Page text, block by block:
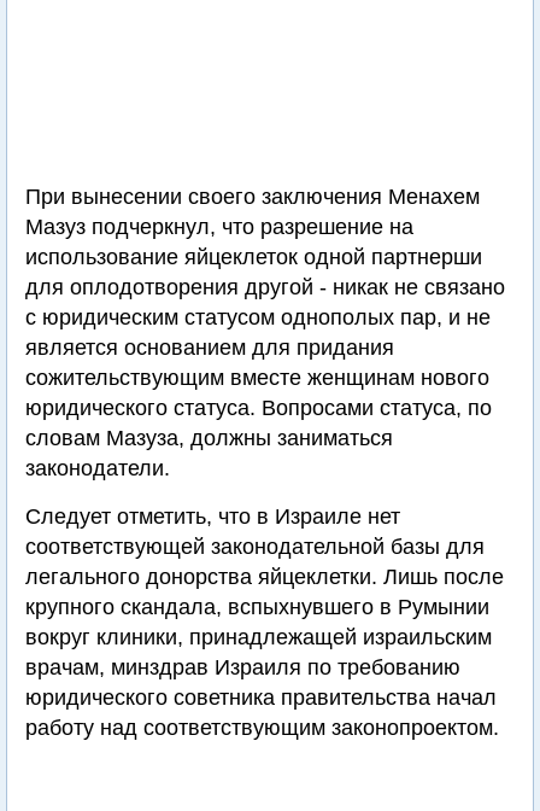
При вынесении своего заключения Менахем
Мазуз подчеркнул, что разрешение на
использование яйцеклеток одной партнерши
для оплодотворения другой - никак не связано
с юридическим статусом однополых пар, и не
является основанием для придания
сожительствующим вместе женщинам нового
юридического статуса. Вопросами статуса, по
словам Мазуза, должны заниматься
законодатели.
Следует отметить, что в Израиле нет
соответствующей законодательной базы для
легального донорства яйцеклетки. Лишь после
крупного скандала, вспыхнувшего в Румынии
вокруг клиники, принадлежащей израильским
врачам, минздрав Израиля по требованию
юридического советника правительства начал
работу над соответствующим законопроектом.